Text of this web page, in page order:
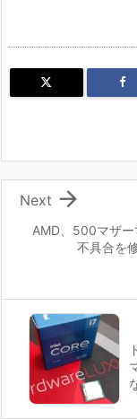
AMD、500マザー
不具合を

Next